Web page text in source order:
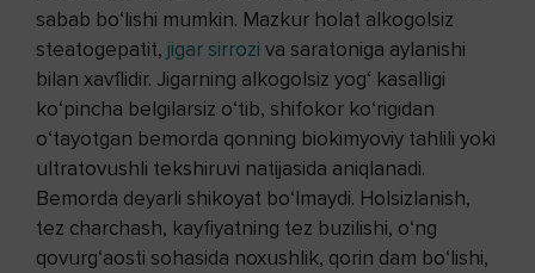
sabab bo‘lishi mumkin. Mazkur holat alkogolsiz
steatogepatit, jigar sirrozi va saratoniga aylanishi
bilan xavflidir. Jigarning alkogolsiz yog‘ kasalligi
ko‘pincha belgilarsiz o‘tib, shifokor ko‘rigidan
o‘tayotgan bemorda qonning biokimyoviy tahlili yoki
ultratovushli tekshiruvi natijasida aniqlanadi.
Bemorda deyarli shikoyat bo‘lmaydi. Holsizlanish,
tez charchash, kayfiyatning tez buzilishi, o‘ng
qovurg‘aosti sohasida noxushlik, qorin dam bo‘lishi,